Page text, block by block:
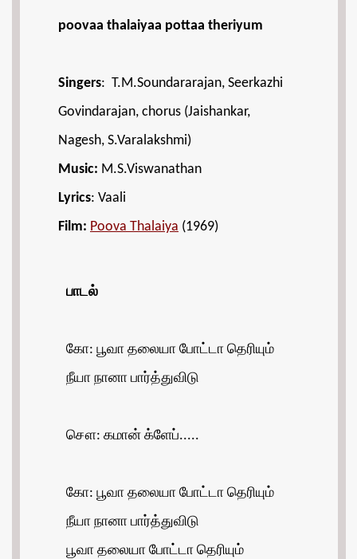
poovaa thalaiyaa pottaa theriyum
Singers: T.M.Soundararajan, Seerkazhi
Govindarajan, chorus (Jaishankar,
Nagesh, S.Varalakshmi)
Music: M.S.Viswanathan
Lyrics: Vaali
Film: Poova Thalaiya (1969)
பாடல்
கோ: பூவா தலையா போட்டா தெரியும்
நீயா நானா பார்த்துவிடு
சௌ: கமான் க்ளேப்.....
கோ: பூவா தலையா போட்டா தெரியும்
நீயா நானா பார்த்துவிடு
பூவா தலையா போட்டா தெரியும்